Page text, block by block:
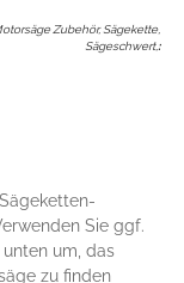
Zubehör, Sägekette,
Sägeschwert,:
Sie ggf.
um, das
zu finden